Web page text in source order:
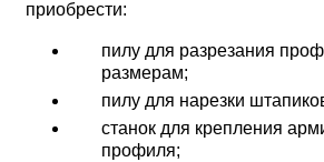
приобрести:
пилу для разрезания
размерам;
пилу для нарезки
станок для крепления
профиля;